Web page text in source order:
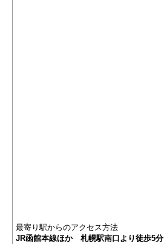
最寄り駅からのアクセス方法
JR函館本線ほか 札幌駅南口より徒歩5分